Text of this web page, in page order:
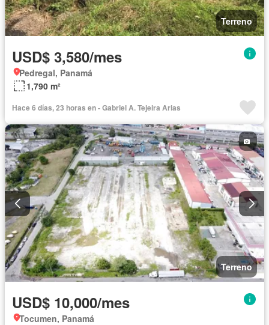
Terreno
USD$ 3,580/mes
Pedregal, Panamá
1,790 m²
Hace 6 días, 23 horas en - Gabriel A. Tejeira Arias
Terreno
USD$ 10,000/mes
Tocumen, Panamá